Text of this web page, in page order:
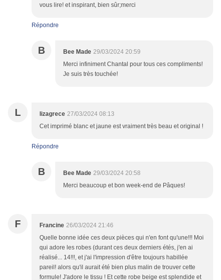
vous lire! et inspirant, bien sûr;merci
Répondre
B Bee Made 29/03/2024 20:59
Merci infiniment Chantal pour tous ces compliments!
Je suis très touchée!
L lizagrece 27/03/2024 08:13
Cet imprimé blanc et jaune est vraiment très beau et original !
Répondre
B Bee Made 29/03/2024 20:58
Merci beaucoup et bon week-end de Pâques!
F Francine 26/03/2024 21:46
Quelle bonne idée ces deux pièces qui n'en font qu'une!!! Moi
qui adore les robes (durant ces deux derniers étés, j'en ai
réalisé... 14!!!, et j'ai l'impression d'être toujours habillée
pareil! alors qu'il aurait été bien plus malin de trouver cette
formule! J'adore le tissu ! Et cette robe beige est splendide et